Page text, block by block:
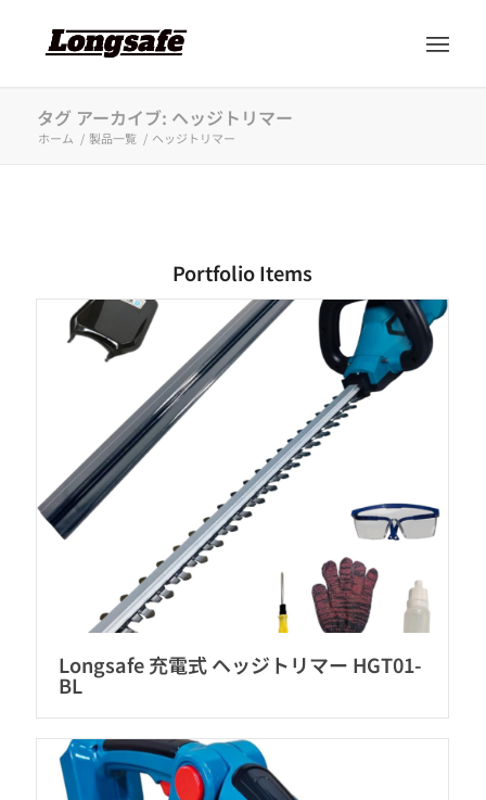
タグ アーカイブ: ヘッジトリマー
ホーム / 製品一覧 / ヘッジトリマー
Portfolio Items
Longsafe 充電式 ヘッジトリマー HGT01-
BL